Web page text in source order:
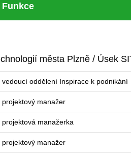
Funkce
města Plzně / Úsek
vedoucí oddělení Inspirace k podnikání
projektový manažer
projektová manažerka
projektový manažer